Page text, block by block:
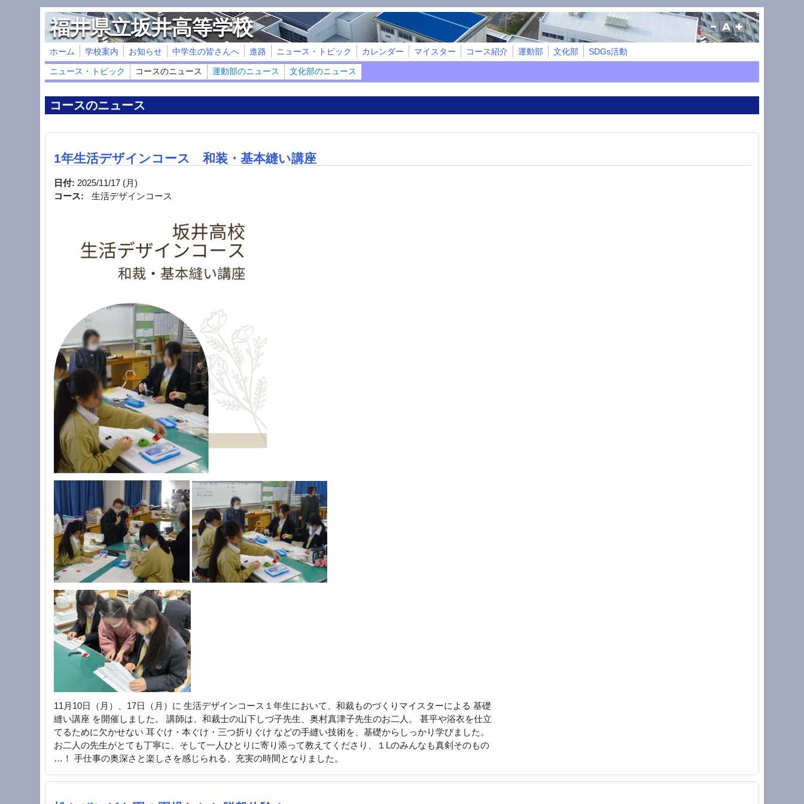
メインコンテンツに移動
福井県立坂井高等学校
ホーム 学校案内 お知らせ 中学生の皆さんへ 進路 ニュース・トピック カレンダー マイスター コース紹介 運動部 文化部 SDGs活動
ニュース・トピック コースのニュース 運動部のニュース 文化部のニュース
コースのニュース
1年生活デザインコース 和装・基本縫い講座
日付: 2025/11/17 (月)
コース:
生活デザインコース
11月10日（月）、17日（月）に 生活デザインコース１年生において、和裁ものづくりマイスターによる 基礎
縫い講座 を開催しました。 講師は、和裁士の山下しづ子先生、奥村真津子先生のお二人。 甚平や浴衣を仕立
てるために欠かせない 耳ぐけ・本ぐけ・三つ折りぐけ などの手縫い技術を、基礎からしっかり学びました。
お二人の先生がとても丁寧に、そして一人ひとりに寄り添って教えてくださり、１Lのみんなも真剣そのもの
…！ 手仕事の奥深さと楽しさを感じられる、充実の時間となりました。